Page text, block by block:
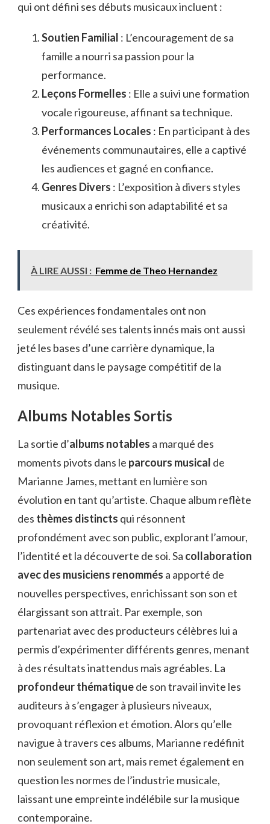
qui ont défini ses débuts musicaux incluent :
Soutien Familial : L’encouragement de sa
famille a nourri sa passion pour la
performance.
Leçons Formelles : Elle a suivi une formation
vocale rigoureuse, affinant sa technique.
Performances Locales : En participant à des
événements communautaires, elle a captivé
les audiences et gagné en confiance.
Genres Divers : L’exposition à divers styles
musicaux a enrichi son adaptabilité et sa
créativité.
À LIRE AUSSI : Femme de Theo Hernandez
Ces expériences fondamentales ont non
seulement révélé ses talents innés mais ont aussi
jeté les bases d’une carrière dynamique, la
distinguant dans le paysage compétitif de la
musique.
Albums Notables Sortis
La sortie d’albums notables a marqué des
moments pivots dans le parcours musical de
Marianne James, mettant en lumière son
évolution en tant qu’artiste. Chaque album reflète
des thèmes distincts qui résonnent
profondément avec son public, explorant l’amour,
l’identité et la découverte de soi. Sa collaboration
avec des musiciens renommés a apporté de
nouvelles perspectives, enrichissant son son et
élargissant son attrait. Par exemple, son
partenariat avec des producteurs célèbres lui a
permis d’expérimenter différents genres, menant
à des résultats inattendus mais agréables. La
profondeur thématiquede son travail invite les
auditeurs à s’engager à plusieurs niveaux,
provoquant réflexion et émotion. Alors qu’elle
navigue à travers ces albums, Marianne redéfinit
non seulement son art, mais remet également en
question les normes de l’industrie musicale,
laissant une empreinte indélébile sur la musique
contemporaine.